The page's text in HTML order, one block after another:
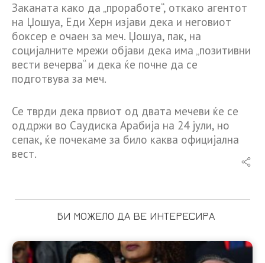
Заканата како да „проработе“, откако агентот
на Џошуа, Еди Херн изјави дека и неговиот
боксер е очаен за меч. Џошуа, пак, на
социјалните мрежи објави дека има „позитивни
вести вечерва“ и дека ќе почне да се
подготвува за меч.
Се тврди дека првиот од двата мечеви ќе се
оддржи во Саудиска Арабија на 24 јули, но
сепак, ќе почекаме за било каква официјална
вест.
БИ МОЖЕЛО ДА ВЕ ИНТЕРЕСИРА